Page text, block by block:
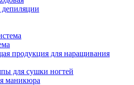
депиляции
продукция для наращивания
для сушки ногтей
маникюра